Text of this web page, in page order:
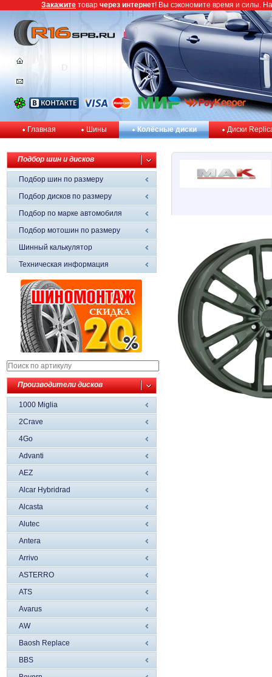
Главная Шины Колёсные диски Диски
Подбор шин и дисков
Подбор шин по размеру
Подбор дисков по размеру
Подбор по марке автомобиля
Подбор мотошин по размеру
Шинный калькулятор
Техническая информация
Производители дисков
1000 Miglia
2Crave
4Go
Advanti
AEZ
Alcar Hybridrad
Alcasta
Alutec
Antera
Arrivo
ASTERRO
ATS
Avarus
AW
Baosh Replace
BBS
Закажите товар через интернет! Вы сэкономите время и силы.